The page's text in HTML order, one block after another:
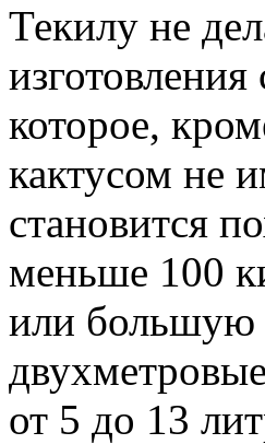
Текилу не
которое,
кактусом не
становится
меньше 100
или большую
от 5 до 13